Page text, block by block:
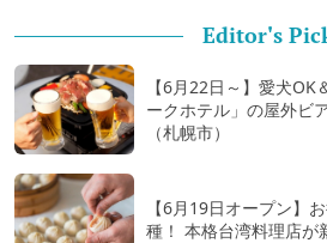
Editor's
【6月22日～】愛犬
ークホテル」の屋外ビ
（札幌市）
【6月19日オープン】
種！ 本格台湾料理店が